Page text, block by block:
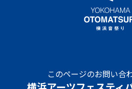
このページのお問い合